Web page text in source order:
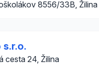
8556/33B, Žilina
s.r.o.
cesta 24, Žilina